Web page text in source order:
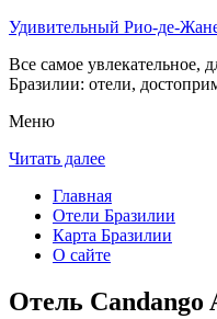
Удивительный Рио-де-
Все самое увлекательное,
Бразилии: отели,
Меню
Читать далее
Главная
Отели Бразилии
Карта Бразилии
О сайте
Отель Candango